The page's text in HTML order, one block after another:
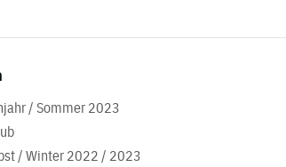
/ Sommer 2023
/ Winter 2022 / 2023